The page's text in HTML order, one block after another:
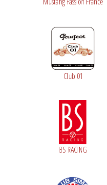
Club 01
BS RACING